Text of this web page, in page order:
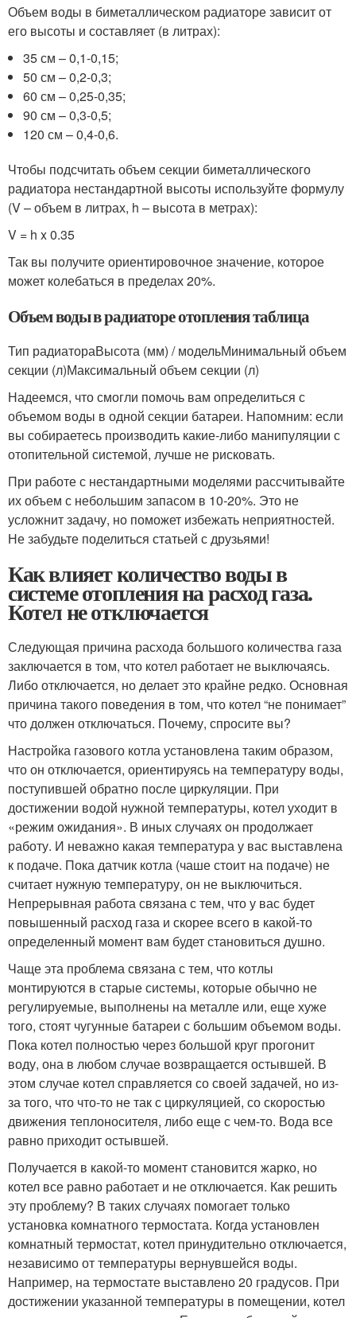
Объем воды в биметаллическом радиаторе зависит от
его высоты и составляет (в литрах):
35 см – 0,1-0,15;
50 см – 0,2-0,3;
60 см – 0,25-0,35;
90 см – 0,3-0,5;
120 см – 0,4-0,6.
Чтобы подсчитать объем секции биметаллического
радиатора нестандартной высоты используйте формулу
(V – объем в литрах, h – высота в метрах):
V = h x 0.35
Так вы получите ориентировочное значение, которое
может колебаться в пределах 20%.
Объем воды в радиаторе отопления таблица
Тип радиатораВысота (мм) / модельМинимальный объем
секции (л)Максимальный объем секции (л)
Надеемся, что смогли помочь вам определиться с
объемом воды в одной секции батареи. Напомним: если
вы собираетесь производить какие-либо манипуляции с
отопительной системой, лучше не рисковать.
При работе с нестандартными моделями рассчитывайте
их объем с небольшим запасом в 10-20%. Это не
усложнит задачу, но поможет избежать неприятностей.
Не забудьте поделиться статьей с друзьями!
Как влияет количество воды в
системе отопления на расход газа.
Котел не отключается
Следующая причина расхода большого количества газа
заключается в том, что котел работает не выключаясь.
Либо отключается, но делает это крайне редко. Основная
причина такого поведения в том, что котел “не понимает”
что должен отключаться. Почему, спросите вы?
Настройка газового котла установлена таким образом,
что он отключается, ориентируясь на температуру воды,
поступившей обратно после циркуляции. При
достижении водой нужной температуры, котел уходит в
«режим ожидания». В иных случаях он продолжает
работу. И неважно какая температура у вас выставлена
к подаче. Пока датчик котла (чаше стоит на подаче) не
считает нужную температуру, он не выключиться.
Непрерывная работа связана с тем, что у вас будет
повышенный расход газа и скорее всего в какой-то
определенный момент вам будет становиться душно.
Чаще эта проблема связана с тем, что котлы
монтируются в старые системы, которые обычно не
регулируемые, выполнены на металле или, еще хуже
того, стоят чугунные батареи с большим объемом воды.
Пока котел полностью через большой круг прогонит
воду, она в любом случае возвращается остывшей. В
этом случае котел справляется со своей задачей, но из-
за того, что что-то не так с циркуляцией, со скоростью
движения теплоносителя, либо еще с чем-то. Вода все
равно приходит остывшей.
Получается в какой-то момент становится жарко, но
котел все равно работает и не отключается. Как решить
эту проблему? В таких случаях помогает только
установка комнатного термостата. Когда установлен
комнатный термостат, котел принудительно отключается,
независимо от температуры вернувшейся воды.
Например, на термостате выставлено 20 градусов. При
достижении указанной температуры в помещении, котел